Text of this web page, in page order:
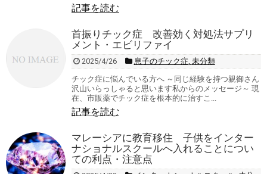
記事を読む
首振りチック症 改善効く対処法サプリ
メント・エビリファイ
2025/4/26 息子のチック症, 未分類
チック症に悩んでいる方へ ～同じ経験を持つ親御さん
沢山いらっしゃると思います私からのメッセージ～ 現
在、市販薬でチック症を根本的に治すこ...
記事を読む
マレーシアに教育移住 子供をインター
ナショナルスクールへ入れることについ
ての利点・注意点